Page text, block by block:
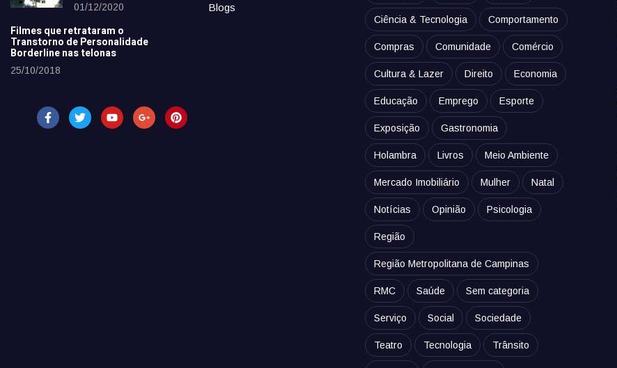
01/12/2020
Filmes que retrataram o
Transtorno de Personalidade
Borderline nas telonas
25/10/2018
Blogs
Ciência & Tecnologia Comportamento
Compras Comunidade Comércio
Cultura & Lazer Direito Economia
Educação Emprego Esporte
Exposição Gastronomia
Holambra Livros Meio Ambiente
Mercado Imobiliário Mulher Natal
Notícias Opinião Psicologia
Região
Região Metropolitana de Campinas
RMC Saúde Sem categoria
Serviço Social Sociedade
Teatro Tecnologia Trânsito